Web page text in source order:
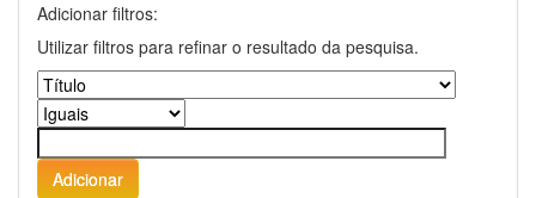
Adicionar filtros:
Utilizar filtros para refinar o resultado da pesquisa.